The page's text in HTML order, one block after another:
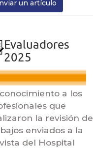
un artículo
Evaluadores
2025
a los
que
la revisión de
enviados a la
del Hospital